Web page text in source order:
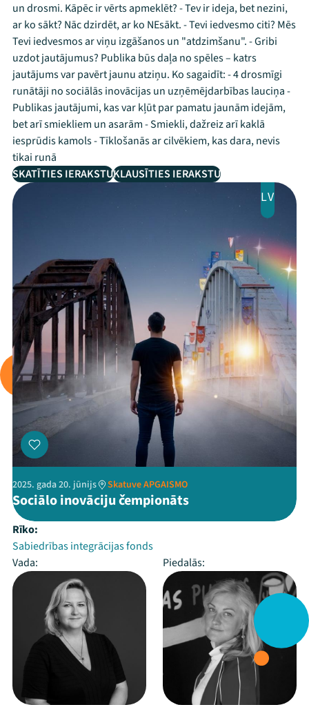
un drosmi. Kāpēc ir vērts apmeklēt? - Tev ir ideja, bet nezini,
ar ko sākt? Nāc dzirdēt, ar ko NEsākt. - Tevi iedvesmo citi? Mēs
Tevi iedvesmos ar viņu izgāšanos un "atdzimšanu". - Gribi
uzdot jautājumus? Publika būs daļa no spēles – katrs
jautājums var pavērt jaunu atziņu. Ko sagaidīt: - 4 drosmīgi
runātāji no sociālās inovācijas un uzņēmējdarbības lauciņa -
Publikas jautājumi, kas var kļūt par pamatu jaunām idejām,
bet arī smiekliem un asarām - Smiekli, dažreiz arī kaklā
iesprūdis kamols - Tīklošanās ar cilvēkiem, kas dara, nevis
tikai runā
SKATĪTIES IERAKSTUKLAUSĪTIES IERAKSTU
LV
2025. gada 20. jūnijs Skatuve APGAISMO
Sociālo inovāciju čempionāts
Rīko:
Sabiedrības integrācijas fonds
Vada:
Piedalās: